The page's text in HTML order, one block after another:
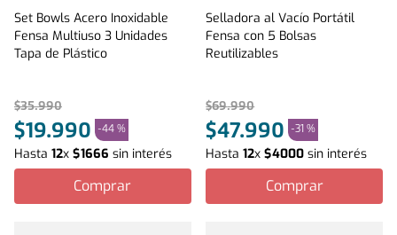
Set Bowls Acero Inoxidable
Fensa Multiuso 3 Unidades
Tapa de Plástico
$35.990
$19.990 -44 %
Hasta 12x $1666 sin interés
Comprar
Selladora al Vacío Portátil
Fensa con 5 Bolsas
Reutilizables
$69.990
$47.990 -31 %
Hasta12x$4000 sin interés
Comprar